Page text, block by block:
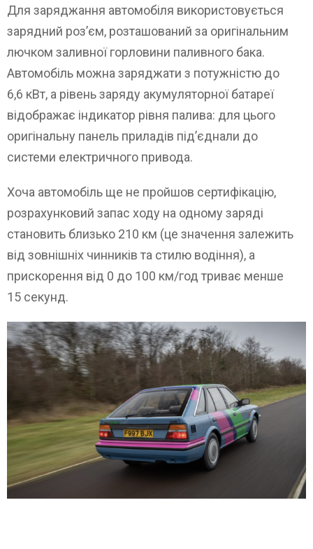
Для заряджання автомобіля використовується
зарядний роз’єм, розташований за оригінальним
лючком заливної горловини паливного бака.
Автомобіль можна заряджати з потужністю до
6,6 кВт, а рівень заряду акумуляторної батареї
відображає індикатор рівня палива: для цього
оригінальну панель приладів під’єднали до
системи електричного привода.
Хоча автомобіль ще не пройшов сертифікацію,
розрахунковий запас ходу на одному заряді
становить близько 210 км (це значення залежить
від зовнішніх чинників та стилю водіння), а
прискорення від 0 до 100 км/год триває менше
15 секунд.